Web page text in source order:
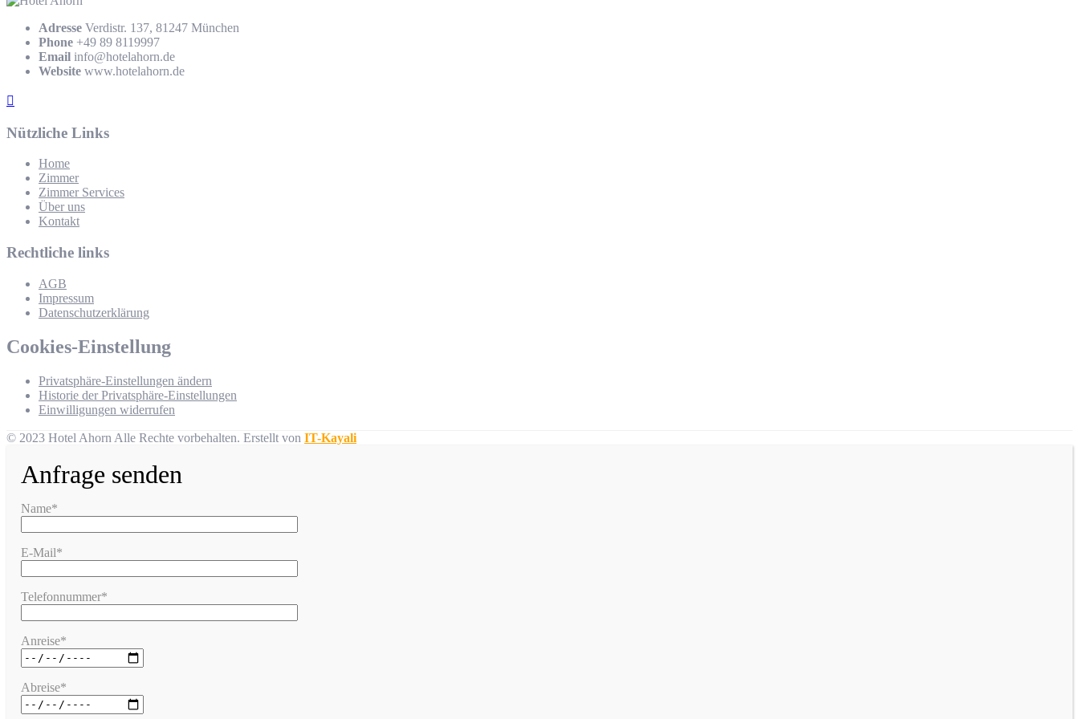
Adresse Verdistr. 137, 81247 München
Phone +49 89 8119997
Email info@hotelahorn.de
Website www.hotelahorn.de
Nützliche Links
Home
Zimmer
Zimmer Services
Über uns
Kontakt
Rechtliche links
AGB
Impressum
Datenschutzerklärung
Cookies-Einstellung
Privatsphäre-Einstellungen ändern
Historie der Privatsphäre-Einstellungen
Einwilligungen widerrufen
© 2023 Hotel Ahorn Alle Rechte vorbehalten. Erstellt von IT-Kayali
Anfrage senden
Name*
E-Mail*
Telefonnummer*
Anreise*
Abreise*